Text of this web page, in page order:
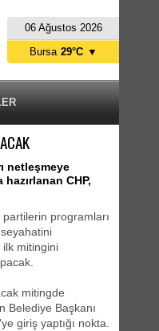
06 Ağustos 2026
Bursa 29°C ▼
netleşmeye
CHP,
programları
ilk mitingini
mitingde
Belediye Başkanı
giriş yaptığı nokta.